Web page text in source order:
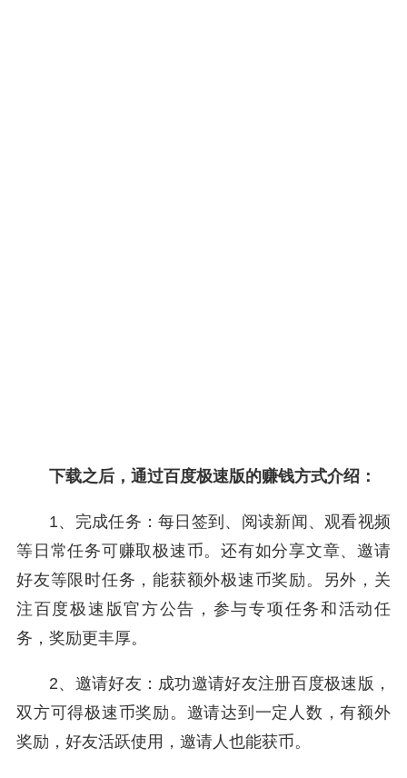
下载之后，通过百度极速版的赚钱方式介绍：
1、完成任务：每日签到、阅读新闻、观看视频
等日常任务可赚取极速币。还有如分享文章、邀请
好友等限时任务，能获额外极速币奖励。另外，关
注百度极速版官方公告，参与专项任务和活动任
务，奖励更丰厚。
2、邀请好友：成功邀请好友注册百度极速版，
双方可得极速币奖励。邀请达到一定人数，有额外
奖励，好友活跃使用，邀请人也能获币。